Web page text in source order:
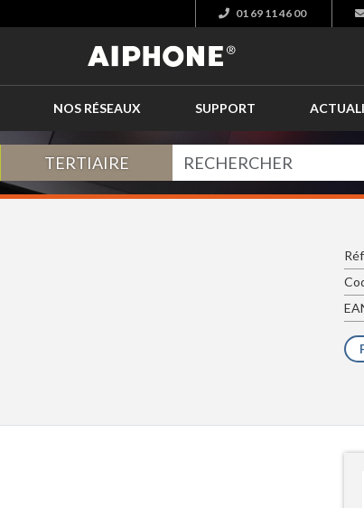
01 69 11 46 00
NOS RÉSEAUX SUPPORT
TERTIAIRE